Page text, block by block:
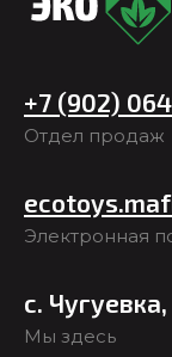
+7 (902)
Отдел продаж
Электронная
с.
Мы здесь